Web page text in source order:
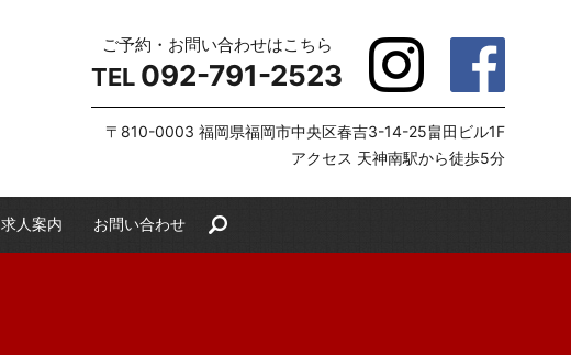
求人案内 お問い合わせ search
ご予約・お問い合わせはこちら
TEL 092-791-2523
〒810-0003 福岡県福岡市中央区春吉3-14-25畠田ビル1F
アクセス 天神南駅から徒歩5分